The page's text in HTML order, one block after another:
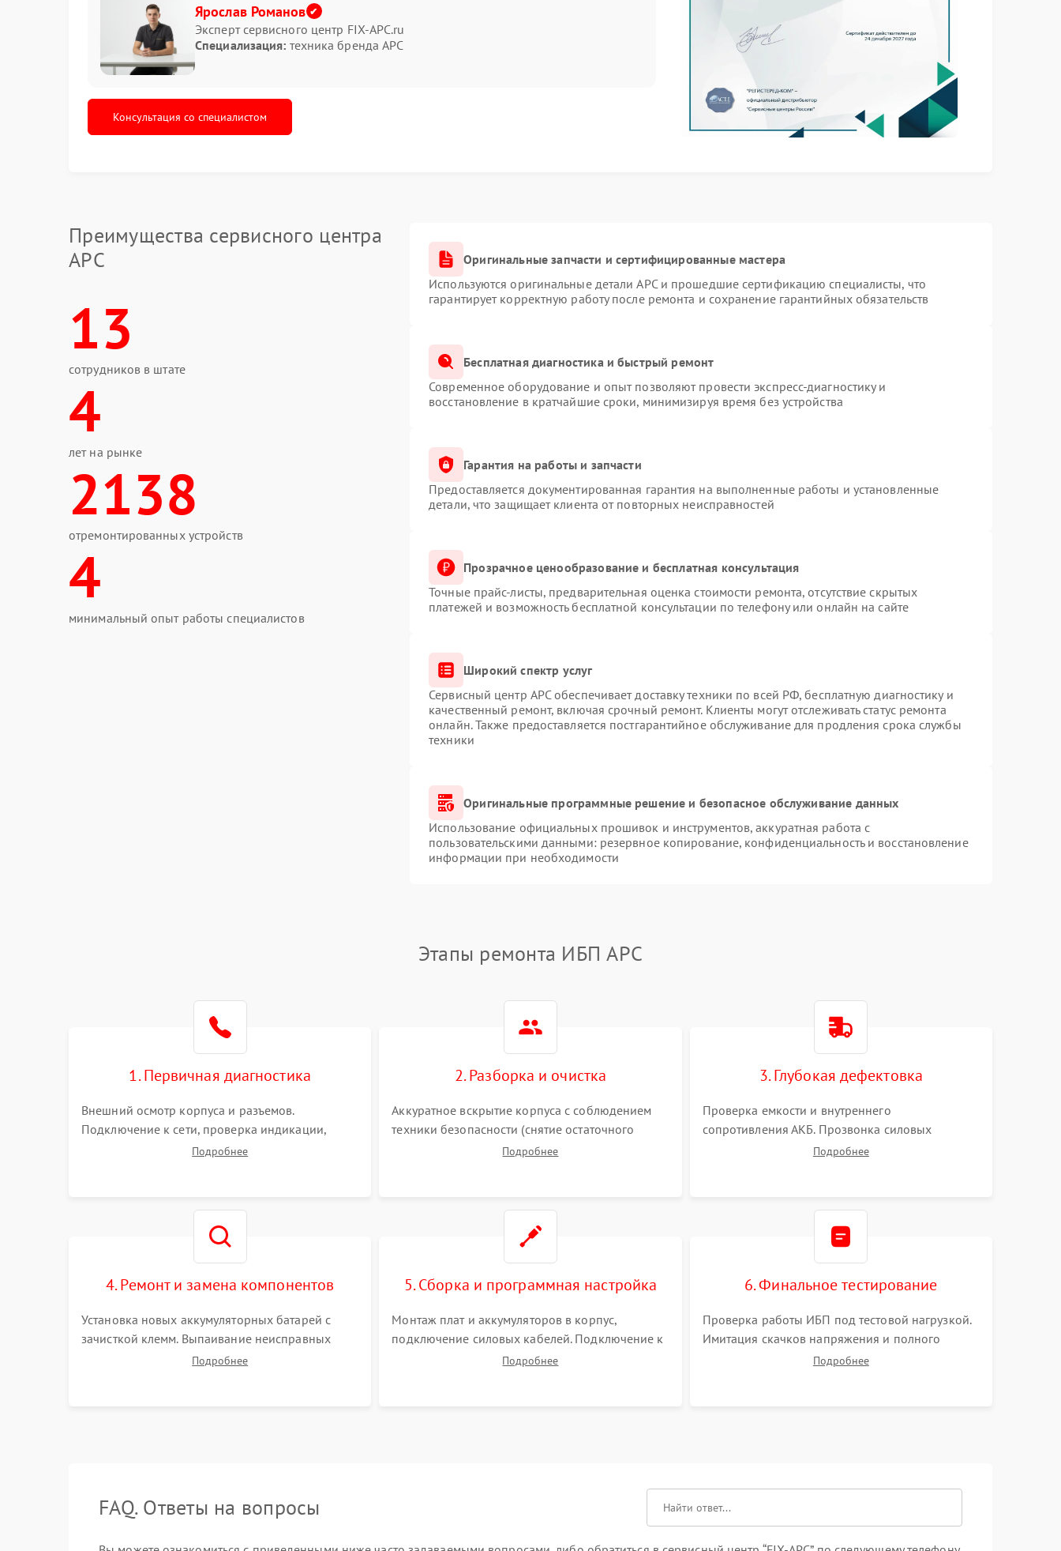
нагрев корпуса;
самопроизвольное отключение;
запах нагретого пластика;
ошибки на дисплее.
воздуха. Из-за этого температура внутри корпуса растет, а отдельные элементы начинают работать
нестабильно. Ремонт APC требуется сразу после появления первых признаков перегрева, иначе
возможны более серьезные повреждения электронных компонентов.
Не использовать ИБП рядом с отопительными приборами.
Убедиться, что вентиляционные отверстия не закрыты.
Самостоятельная разборка корпуса способна привести к дополнительным поломкам. По этой
причине сервис APC выполняет диагностику системы охлаждения с заменой неисправных
вентиляторов, термодатчиков и поврежденных элементов платы.
Ремонт в сервисном центре
Когда охлаждение перестает работать стабильно, сервисный центр APC проводит очистку
внутренних компонентов, замену системы вентиляции и настройку рабочих параметров. После
ремонта устройство снова выдерживает нагрузку без перегрева и резких отключений. При первых
признаках неисправности лучше обратиться к специалистам, чтобы избежать серьезных
Ярослав Романов
Эксперт сервисного центр FIX-APC.ru
Специализация: техника бренда APC
Консультация со специалистом
Преимущества сервисного центра
APC
13
сотрудников в штате
4
лет на рынке
2138
отремонтированных устройств
4
минимальный опыт работы специалистов
Оригинальные запчасти и сертифицированные мастера
Используются оригинальные детали APC и прошедшие сертификацию специалисты, что
гарантирует корректную работу после ремонта и сохранение гарантийных обязательств
Бесплатная диагностика и быстрый ремонт
Современное оборудование и опыт позволяют провести экспресс-диагностику и
восстановление в кратчайшие сроки, минимизируя время без устройства
Гарантия на работы и запчасти
Предоставляется документированная гарантия на выполненные работы и установленные
детали, что защищает клиента от повторных неисправностей
Прозрачное ценообразование и бесплатная консультация
Точные прайс-листы, предварительная оценка стоимости ремонта, отсутствие скрытых
платежей и возможность бесплатной консультации по телефону или онлайн на сайте
Широкий спектр услуг
Сервисный центр APC обеспечивает доставку техники по всей РФ, бесплатную диагностику и
качественный ремонт, включая срочный ремонт. Клиенты могут отслеживать статус ремонта
онлайн. Также предоставляется постгарантийное обслуживание для продления срока службы
техники
Оригинальные программные решение и безопасное обслуживание данных
Использование официальных прошивок и инструментов, аккуратная работа с
пользовательскими данными: резервное копирование, конфиденциальность и восстановление
информации при необходимости
Этапы ремонта ИБП APC
1. Первичная диагностика
Внешний осмотр корпуса и разъемов.
Подключение к сети, проверка индикации,
звуковых сигналов и кодов ошибок. Измерение
Подробнее
2. Разборка и очистка
Аккуратное вскрытие корпуса с соблюдением
техники безопасности (снятие остаточного
заряда). Очистка плат, радиаторов и кулеров от
Подробнее
3. Глубокая дефектовка
Проверка емкости и внутреннего
сопротивления АКБ. Прозвонка силовых
транзисторов инвертора, диодов, реле
Подробнее
4. Ремонт и замена компонентов
Установка новых аккумуляторных батарей с
зачисткой клемм. Выпаивание неисправных
элементов инвертора или цепи зарядки и
Подробнее
5. Сборка и программная настройка
Монтаж плат и аккумуляторов в корпус,
подключение силовых кабелей. Подключение к
ПК для программной калибровки констант
Подробнее
6. Финальное тестирование
Проверка работы ИБП под тестовой нагрузкой.
Имитация скачков напряжения и полного
отключения сети. Контроль времени автономной
Подробнее
FAQ. Ответы на вопросы